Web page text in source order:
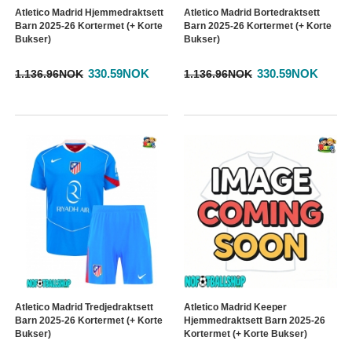
Atletico Madrid Hjemmedraktsett
Barn 2025-26 Kortermet (+ Korte
Bukser)
1.136.96NOK 330.59NOK
Atletico Madrid Bortedraktsett
Barn 2025-26 Kortermet (+ Korte
Bukser)
1.136.96NOK 330.59NOK
Atletico Madrid Tredjedraktsett
Barn 2025-26 Kortermet (+ Korte
Bukser)
Atletico Madrid Keeper
Hjemmedraktsett Barn 2025-26
Kortermet (+ Korte Bukser)